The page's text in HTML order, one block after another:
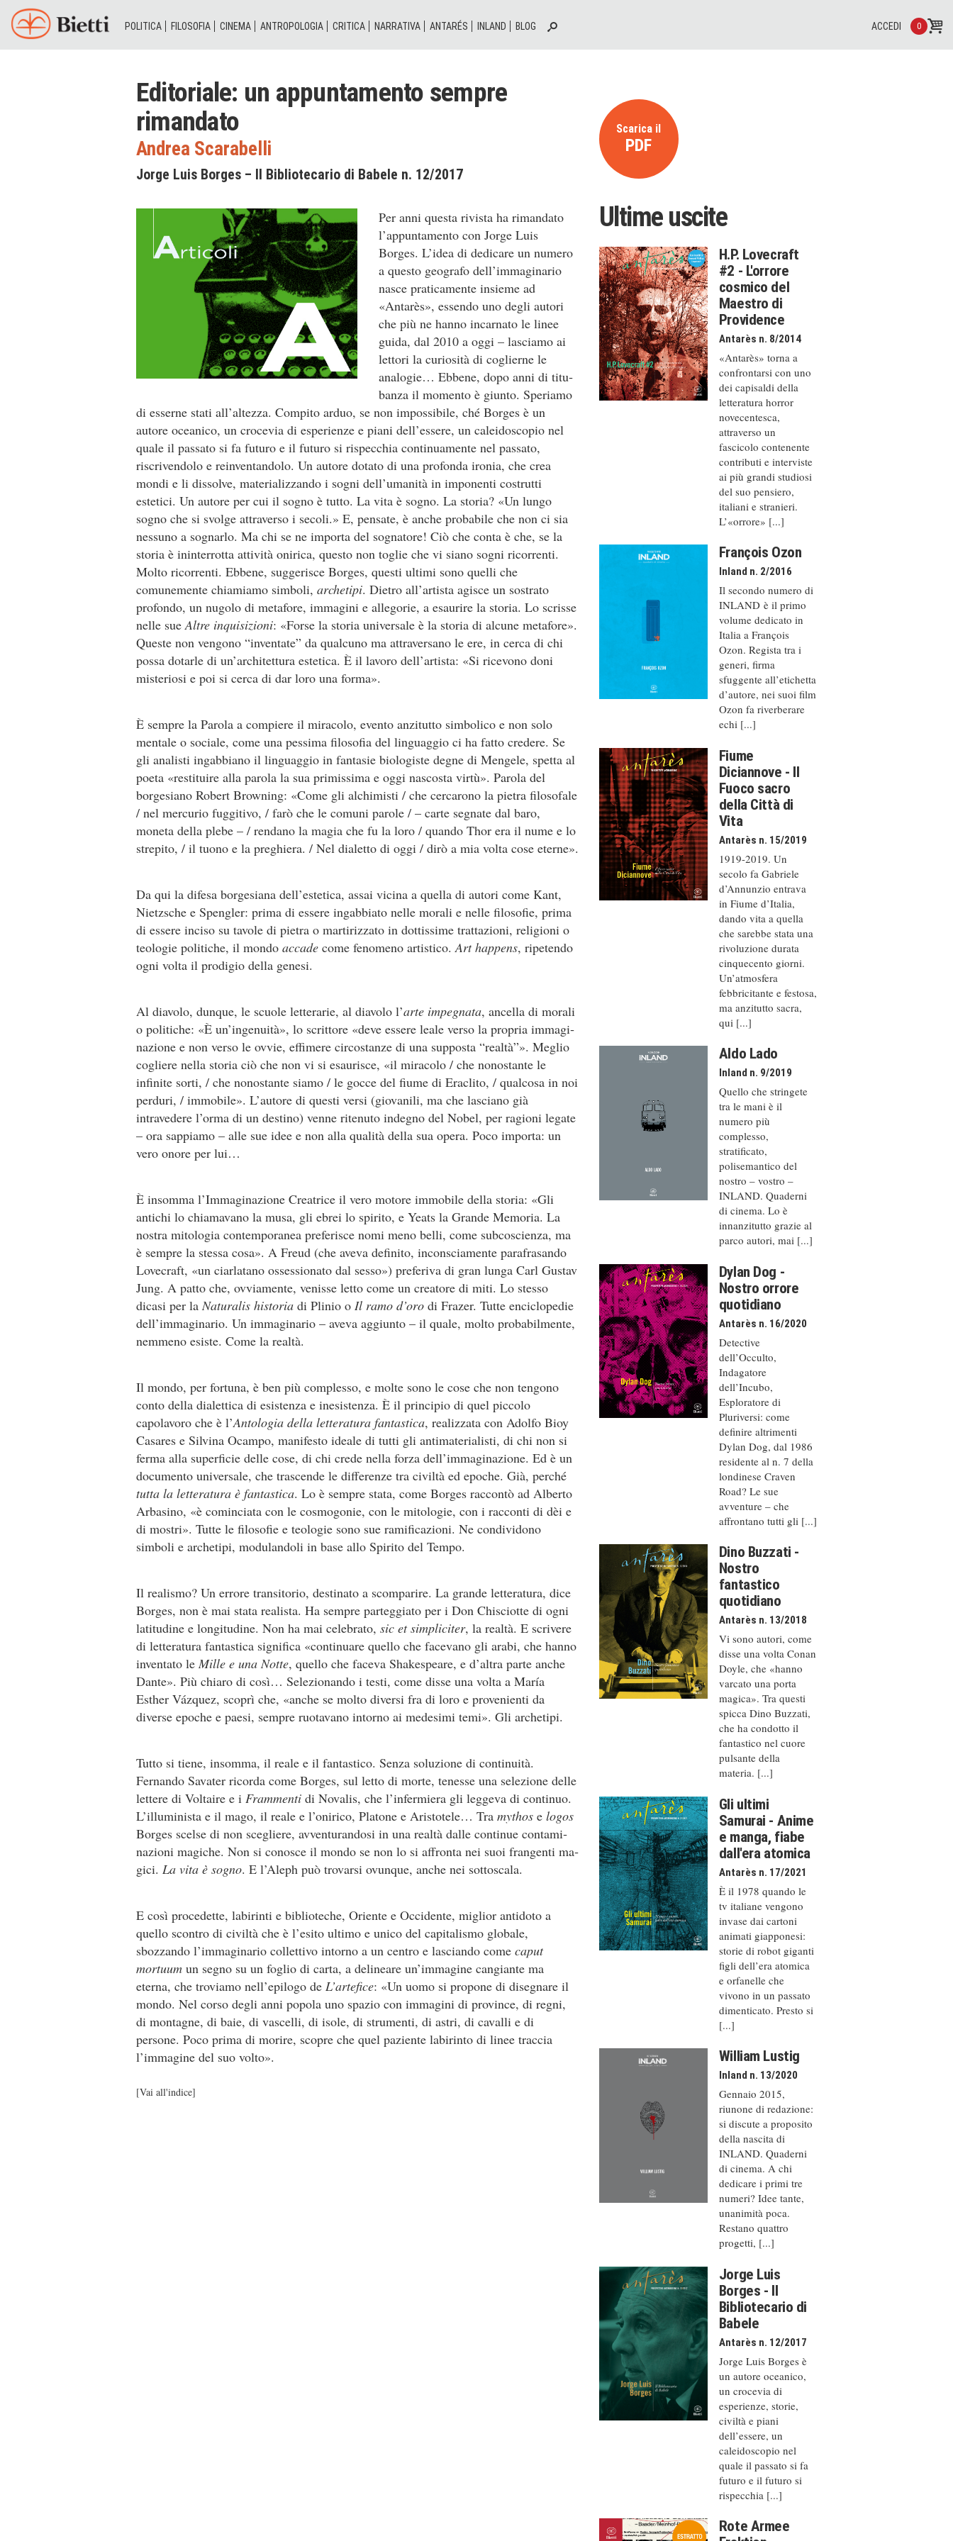
POLITICA FILOSOFIA CINEMA ANTROPOLOGIA CRITICA NARRATIVA ANTARÉS INLAND BLOG 0
ACCEDI
Editoriale: un appuntamento sempre
rimandato
Andrea Scarabelli
Jorge Luis Borges – Il Bibliotecario di Babele n. 12/2017
Per anni questa rivista ha rimanda­to
l’appuntamento con Jorge Luis
Borges. L’idea di dedicare un nu­mero
a questo geografo dell’immaginario
nasce praticamente insieme ad
«Antarès», essendo uno degli autori
che più ne hanno incarnato le linee
guida, dal 2010 a oggi – lasciamo ai
lettori la curiosità di coglierne le
analogie… Ebbene, dopo anni di titu­
banza il momento è giunto. Speriamo
di esserne stati all’altezza. Compito arduo, se non impossibile, ché Borges è un
autore oceanico, un crocevia di esperienze e piani dell’essere, un caleido­scopio nel
quale il passato si fa futuro e il futuro si rispecchia continuamente nel pas­sato,
riscrivendolo e reinventandolo. Un autore dotato di una profonda ironia, che crea
mondi e li dissolve, materializzando i sogni dell’umanità in imponenti costrutti
estetici. Un autore per cui il sogno è tutto. La vita è sogno. La storia? «Un lungo
sogno che si svolge attraverso i secoli.» E, pensate, è anche probabile che non ci sia
nessuno a sognarlo. Ma chi se ne importa del sognato­re! Ciò che conta è che, se la
storia è ininter­rotta attività onirica, questo non toglie che vi siano sogni ricorrenti.
Molto ricorrenti. Ebbene, suggerisce Borges, questi ultimi sono quelli che
comunemente chiamia­mo simboli, archetipi. Dietro all’artista agisce un sostrato
profondo, un nugolo di metafore, immagini e allegorie, a esaurire la storia. Lo scrisse
nelle sueAltre inquisi­zioni: «Forse la storia universale è la storia di alcune metafore».
Queste non vengono “inventate” da qualcuno ma attraversano le ere, in cerca di chi
possa dotarle di un’archi­tettura estetica. È il lavoro dell’artista: «Si ricevono doni
misteriosi e poi si cerca di dar loro una forma».
È sempre la Parola a compiere il miraco­lo, evento anzitutto simbolico e non solo
mentale o sociale, come una pessima filoso­fia del linguaggio ci ha fatto credere. Se
gli analisti ingabbiano il linguaggio in fantasie biologiste degne di Mengele, spetta al
poe­ta «restituire alla parola la sua primissima e oggi nascosta virtù». Parola del
borgesiano Robert Browning: «Come gli alchimisti / che cercarono la pietra filosofale
/ nel mer­curio fuggitivo, / farò che le comuni paro­le / – carte segnate dal baro,
moneta della plebe – / rendano la magia che fu la loro / quando Thor era il nume e lo
strepito, / il tuono e la preghiera. / Nel dialetto di oggi / dirò a mia volta cose eterne».
Da qui la difesa borgesiana dell’estetica, assai vicina a quella di autori come Kant,
Nietzsche e Spengler: prima di essere in­gabbiato nelle morali e nelle filosofie, pri­ma
di essere inciso su tavole di pietra o mar­tirizzato in dottissime trattazioni, religioni o
teologie politiche, il mondo accade come fenomeno artistico.Art happens, ripetendo
ogni volta il prodigio della genesi.
Al diavolo, dunque, le scuole letterarie, al diavolo l’arte impegnata, ancella di morali
o politiche: «È un’ingenuità», lo scrittore «deve essere leale verso la propria immagi­
nazione e non verso le ovvie, effimere cir­costanze di una supposta “realtà”». Meglio
cogliere nella storia ciò che non vi si esauri­sce, «il miracolo / che nonostante le
infini­te sorti, / che nonostante siamo / le gocce del fiume di Eraclito, / qualcosa in noi
perduri, / immobile». L’autore di questi versi (giova­nili, ma che lasciano già
intravedere l’orma di un destino) venne ritenuto indegno del Nobel, per ragioni legate
– ora sappiamo – alle sue idee e non alla qualità della sua ope­ra. Poco importa: un
vero onore per lui…
È insomma l’Immaginazione Creatrice il vero motore immobile della storia: «Gli
antichi lo chiamavano la musa, gli ebrei lo spirito, e Yeats la Grande Memoria. La
no­stra mitologia contemporanea preferisce nomi meno belli, come subcoscienza, ma
è sempre la stessa cosa». A Freud (che aveva definito, inconsciamente parafrasando
Lovecraft, «un ciarlatano ossessionato dal sesso») preferiva di gran lunga Carl Gustav
Jung. A patto che, ovviamente, venisse let­to come un creatore di miti. Lo stesso
dicasi per laNaturalis historia di Plinio o Il ramo d’oro di Frazer. Tutte enciclopedie
dell’im­maginario. Un immaginario – aveva ag­giunto – il quale, molto probabilmente,
nemmeno esiste. Come la realtà.
Il mondo, per fortuna, è ben più com­plesso, e molte sono le cose che non tengono
conto della dialettica di esistenza e inesistenza. È il principio di quel piccolo
capolavoro che è l’Antologia della lettera­tura fantastica, realizzata con Adolfo Bioy
Casares e Silvina Ocampo, manifesto ide­ale di tutti gli antimaterialisti, di chi non si
ferma alla superficie delle cose, di chi crede nella forza dell’immaginazione. Ed è un
documento universale, che trascen­de le differenze tra civiltà ed epoche. Già, perché
tutta la letteratura è fantastica. Lo è sempre stata, come Borges raccontò ad Alberto
Arbasino, «è cominciata con le cosmogonie, con le mitologie, con i rac­conti di dèi e
di mostri». Tutte le filosofie e teologie sono sue ramificazioni. Ne con­dividono
simboli e archetipi, modulandoli in base allo Spirito del Tempo.
Il realismo? Un errore transitorio, desti­nato a scomparire. La grande letteratura, dice
Borges, non è mai stata realista. Ha sempre parteggiato per i Don Chisciotte di ogni
latitudine e longitudine. Non ha mai celebrato, sic et simpliciter, la realtà. E scrivere
di letteratura fantastica significa «continuare quello che facevano gli arabi, che hanno
inventato le Mille e una Notte, quello che faceva Shakespeare, e d’altra parte anche
Dante». Più chiaro di così… Selezionando i testi, come disse una volta a María
Esther Vázquez, scoprì che, «anche se molto diversi fra di loro e provenienti da
diverse epoche e paesi, sempre ruotavano intorno ai medesimi temi». Gli archetipi.
Tutto si tiene, insomma, il reale e il fan­tastico. Senza soluzione di continuità.
Fernando Savater ricorda come Borges, sul letto di morte, tenesse una selezione delle
lettere di Voltaire e i Frammenti di Nova­lis, che l’infermiera gli leggeva di continuo.
L’illuminista e il mago, il reale e l’onirico, Platone e Aristotele… Tra mythos e logos
Borges scelse di non scegliere, avventuran­dosi in una realtà dalle continue contami­
nazioni magiche. Non si conosce il mondo se non lo si affronta nei suoi frangenti ma­
gici. La vita è sogno. E l’Aleph può trovarsi ovunque, anche nei sottoscala.
E così procedette, labirinti e biblioteche, Oriente e Occidente, miglior antidoto a
quello scontro di civiltà che è l’esito ultimo e unico del capitalismo globale,
sbozzando l’immaginario collettivo intorno a un cen­tro e lasciando come caput
mortuum un se­gno su un foglio di carta, a delineare un’im­magine cangiante ma
eterna, che troviamo nell’epilogo de L’artefice: «Un uomo si propone di disegnare il
mondo. Nel corso degli anni popola uno spazio con imma­gini di province, di regni,
di montagne, di baie, di vascelli, di isole, di strumenti, di astri, di cavalli e di
persone. Poco prima di morire, scopre che quel paziente labirinto di linee traccia
l’immagine del suo volto».
[Vai all'indice]
Scarica il
PDF
Ultime uscite
H.P. Lovecraft
#2 - L'orrore
cosmico del
Maestro di
Providence
Antarès n. 8/2014
«Antarès» torna a
confrontarsi con uno
dei capisaldi della
letteratura horror
novecentesca,
attraverso un
fascicolo contenente
contributi e interviste
ai più grandi studiosi
del suo pensiero,
italiani e stranieri.
L’«orrore» [...]
François Ozon
Inland n. 2/2016
Il secondo numero di
INLAND è il primo
volume dedicato in
Italia a François
Ozon. Regista tra i
generi, firma
sfuggente all’etichetta
d’autore, nei suoi film
Ozon fa riverberare
echi [...]
Fiume
Diciannove - Il
Fuoco sacro
della Città di
Vita
Antarès n. 15/2019
1919-2019. Un
secolo fa Gabriele
d’Annunzio entrava
in Fiume d’Italia,
dando vita a quella
che sarebbe stata una
rivoluzione durata
cinquecento giorni.
Un’atmosfera
febbricitante e festosa,
ma anzitutto sacra,
qui [...]
Aldo Lado
Inland n. 9/2019
Quello che stringete
tra le mani è il
numero più
complesso,
stratificato,
polisemantico del
nostro – vostro –
INLAND. Quaderni
di cinema. Lo è
innanzitutto grazie al
parco autori, mai [...]
Dylan Dog -
Nostro orrore
quotidiano
Antarès n. 16/2020
Detective
dell’Occulto,
Indagatore
dell’Incubo,
Esploratore di
Pluriversi: come
definire altrimenti
Dylan Dog, dal 1986
residente al n. 7 della
londinese Craven
Road? Le sue
avventure – che
affrontano tutti gli [...]
Dino Buzzati -
Nostro
fantastico
quotidiano
Antarès n. 13/2018
Vi sono autori, come
disse una volta Conan
Doyle, che «hanno
varcato una porta
magica». Tra questi
spicca Dino Buzzati,
che ha condotto il
fantastico nel cuore
pulsante della
materia. [...]
Gli ultimi
Samurai - Anime
e manga, fiabe
dall'era atomica
Antarès n. 17/2021
È il 1978 quando le
tv italiane vengono
invase dai cartoni
animati giapponesi:
storie di robot giganti
figli dell’era atomica
e orfanelle che
vivono in un passato
dimenticato. Presto si
[...]
William Lustig
Inland n. 13/2020
Gennaio 2015,
riunone di redazione:
si discute a proposito
della nascita di
INLAND. Quaderni
di cinema. A chi
dedicare i primi tre
numeri? Idee tante,
unanimità poca.
Restano quattro
progetti, [...]
Jorge Luis
Borges - Il
Bibliotecario di
Babele
Antarès n. 12/2017
Jorge Luis Borges è
un autore oceanico,
un crocevia di
esperienze, storie,
civiltà e piani
dell’essere, un
caleido­scopio nel
quale il passato si fa
futuro e il futuro si
rispecchia [...]
Rote Armee